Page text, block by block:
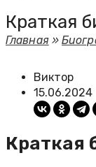
Краткая
Главная»
Виктор
15.06.2024
Краткая